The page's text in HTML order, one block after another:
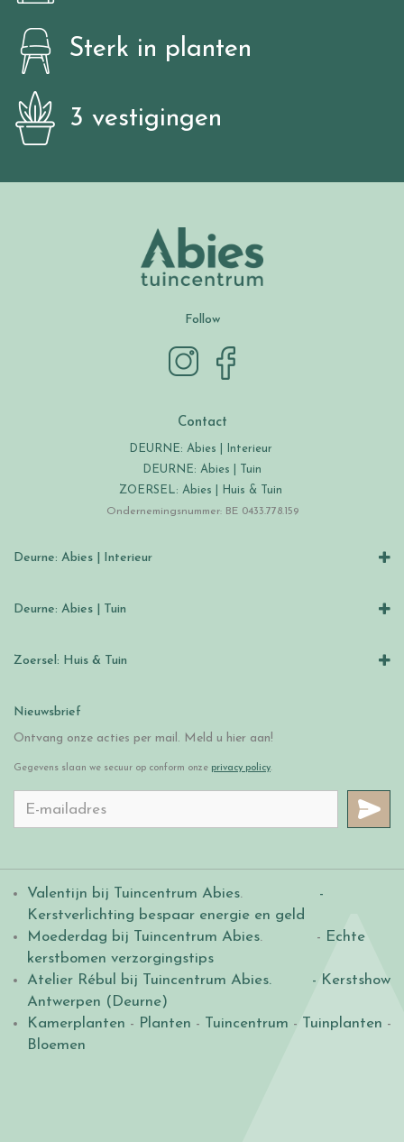
Sterk in planten
3 vestigingen
Follow
Contact
DEURNE: Abies | Interieur
DEURNE: Abies | Tuin
ZOERSEL: Abies | Huis & Tuin
Ondernemingsnummer: BE 0433.778.159
Deurne: Abies | Interieur
Deurne: Abies | Tuin
Zoersel: Huis & Tuin
Nieuwsbrief
Ontvang onze acties per mail. Meld u hier aan!
Gegevens slaan we secuur op conform onze privacy policy.
Valentijn bij Tuincentrum Abies.
-
Kerstverlichting bespaar energie en geld
Moederdag bij Tuincentrum Abies. - Echte
kerstbomen verzorgingstips
Atelier Rébul bij Tuincentrum Abies.
- Kerstshow
Antwerpen (Deurne)
Kamerplanten - Planten - Tuincentrum - Tuinplanten -
Bloemen